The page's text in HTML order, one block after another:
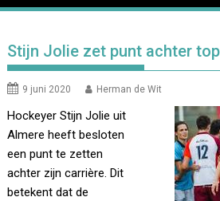
Stijn Jolie zet punt achter
9 juni 2020 Herman de Wit
Hockeyer Stijn Jolie uit
Almere heeft besloten
een punt te zetten
achter zijn carrière. Dit
betekent dat de